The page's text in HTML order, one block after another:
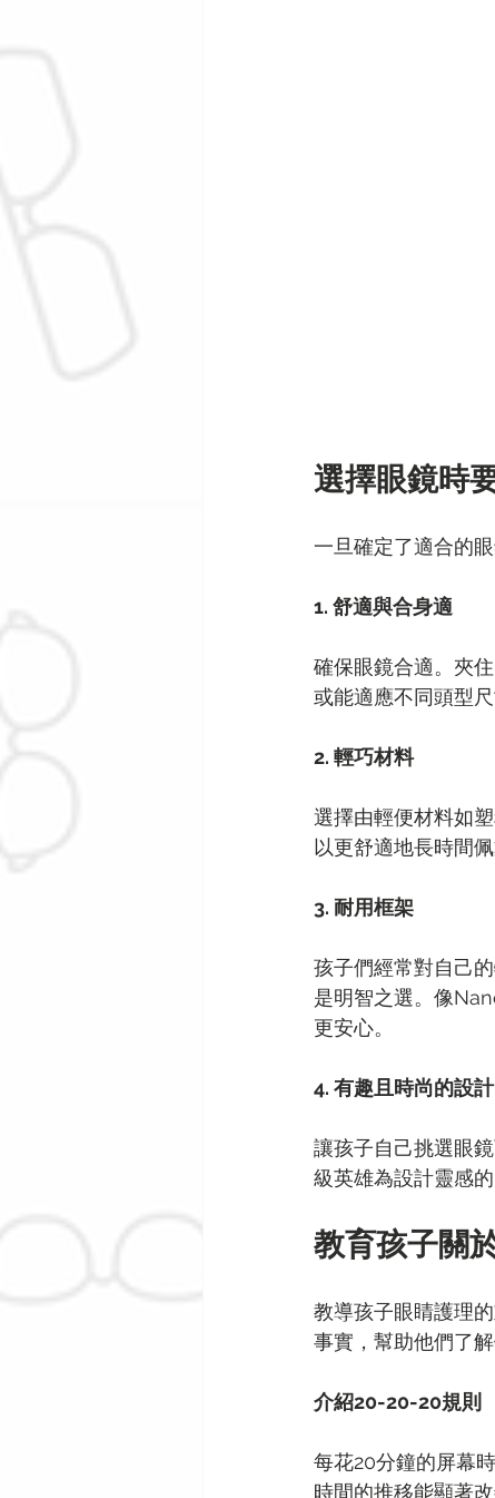
選擇眼鏡時
一旦確定了適合的
1. 舒適與合身適
確保眼鏡合適。夾
或能適應不同頭型
2. 輕巧材料
選擇由輕便材料如
以更舒適地長時間佩
3. 耐用框架
孩子們經常對自己
是明智之選。像
更安心。
4. 有趣且時尚的設計
讓孩子自己挑選眼
級英雄為設計靈感
教育孩子關
教導孩子眼睛護理
事實，幫助他們了
介紹20-20-20規則
每花20分鐘的屏幕
時間的推移能顯著